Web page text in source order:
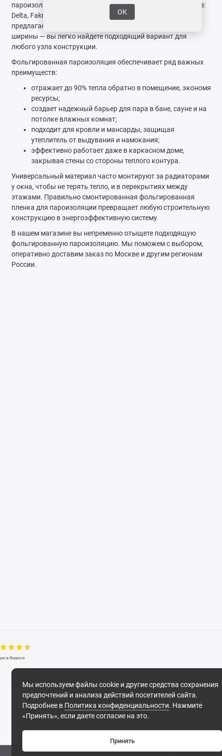
0
пароизоляционная пленка от известных мировых брендов:
Delta, Fakro, Juta, Изоспан, ТехноНиколь и других. Мы
предлагаем удобные решения в рулонах разной длины и
ширины — вы легко найдете подходящий вариант для
любого узла конструкции.
Фольгированная пароизоляция обеспечивает ряд важных
преимуществ:
отражает до 90% тепла обратно в помещение, экономя
ресурсы;
создает надежный барьер для пара в бане, сауне и на
потолке влажных комнат;
подходит для кровли и мансарды, защищая
утеплитель от выдувания и намокания;
эффективно работает даже в каркасном доме,
закрывая стены со стороны теплого контура.
Универсальный материал часто монтируют за радиаторами
у окна, чтобы не терять тепло, и в перекрытиях между
этажами. Правильно смонтированная фольгированная
пленка для пароизоляции превращает любую строительную
конструкцию в энергоэффективную систему.
В нашем магазине вы непременно отыщете подходящую
фольгированную пароизоляцию. Мы поможем с выбором,
оперативно доставим заказ по Москве и другим регионам
России.
Мы используем файлы cookie и другие средства сохранения
предпочтений и анализа действий посетителей сайта.
Подробнее в Политика конфиденциальности. Нажмите
«Принять», если даете согласие на это.
Принять
Фирма ТОНЭКО. Интернет-магазин строительных
материалов.
2026
Поддержка
ОК